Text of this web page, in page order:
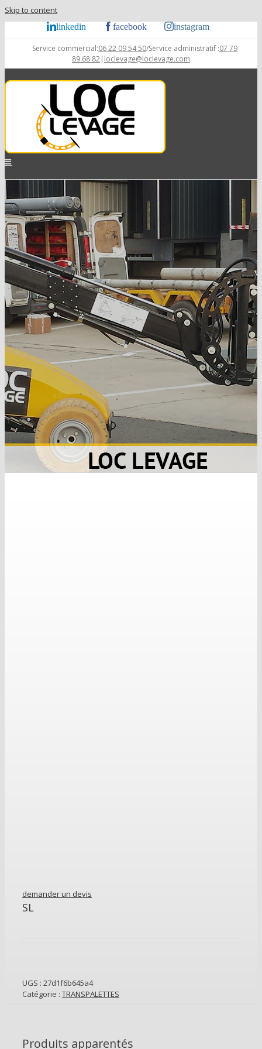
Skip to content
linkedin facebook instagram
Service commercial:06 22 09 54 50/Service administratif :07 79
89 68 82| loclevage@loclevage.com
demander un devis
SL
UGS : 27d1f6b645a4
Catégorie : TRANSPALETTES
Produits apparentés